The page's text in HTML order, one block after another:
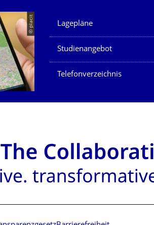
© placit Unsere Dienste
Lagepläne
Studienangebot
Telefonverzeichnis